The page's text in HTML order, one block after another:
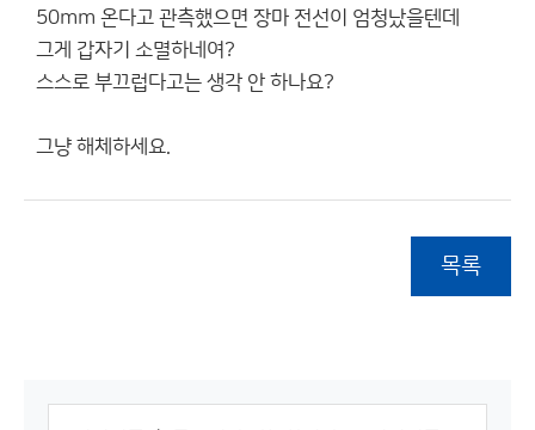
50mm 온다고 관측했으면 장마 전선이 엄청났을텐데
그게 갑자기 소멸하네여?
스스로 부끄럽다고는 생각 안 하나요?
그냥 해체하세요.
목록